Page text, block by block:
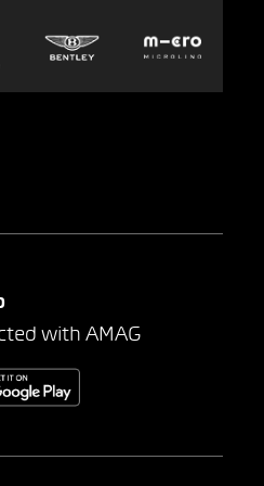
with AMAG